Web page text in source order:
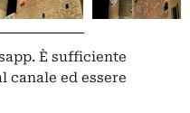
È sufficiente
canale ed essere